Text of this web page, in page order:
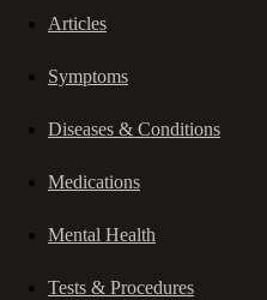
Articles
Symptoms
Diseases & Conditions
Medications
Mental Health
Tests & Procedures